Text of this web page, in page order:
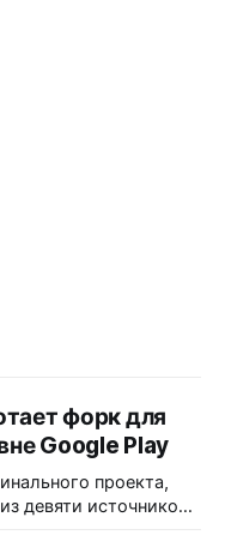
форк для
Google Play
проекта,
девяти источников,